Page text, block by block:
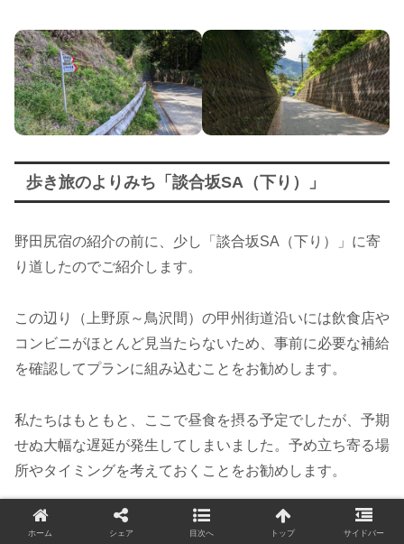
歩き旅のよりみち「談合坂SA（下り）」
野田尻宿の紹介の前に、少し「談合坂SA（下り）」に寄
り道したのでご紹介します。
この辺り（上野原～鳥沢間）の甲州街道沿いには飲食店や
コンビニがほとんど見当たらないため、事前に必要な補給
を確認してプランに組み込むことをお勧めします。
私たちはもともと、ここで昼食を摂る予定でしたが、予期
せぬ大幅な遅延が発生してしまいました。予め立ち寄る場
所やタイミングを考えておくことをお勧めします。
ホーム シェア 目次へ トップ サイドバー